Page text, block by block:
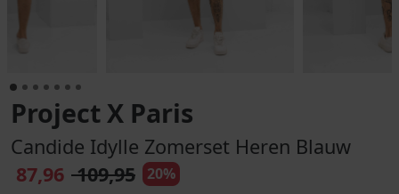
Project X Paris
Candide Idylle Zomerset Heren Blauw
87,96 109,95 20%